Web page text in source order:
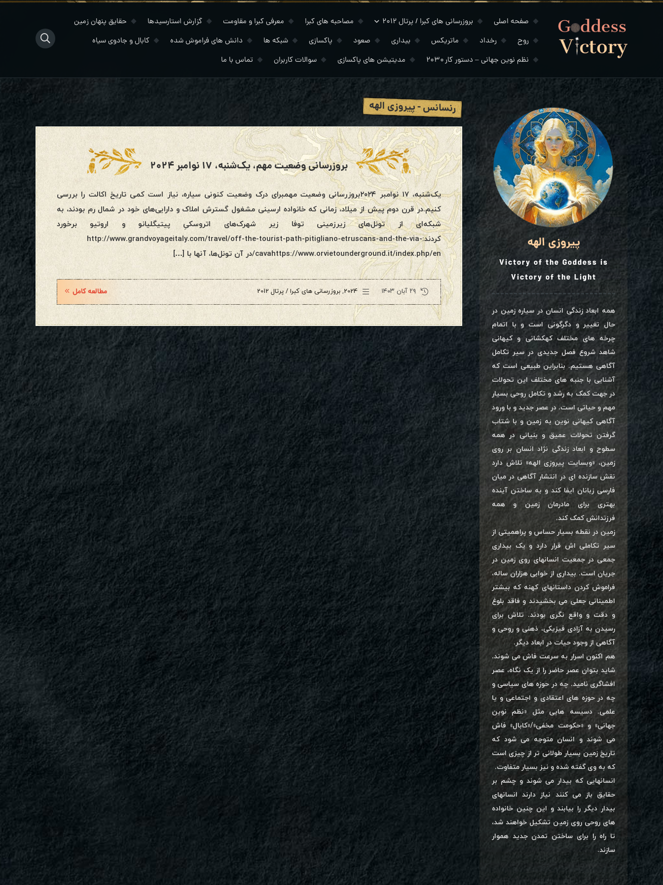
صفحه اصلی بروزرسانی های کبرا / پرتال ۲۰۱۲ مصاحبه های کبرا معرفی کبرا و مقاومت گزارش استارسیدها
حقایق پنهان زمین
روح
رخداد ماتریکس بیداری صعود پاکسازی شبکه ها دانش های فراموش شده
کابال و جادوی سیاه
نظم نوین جهانی – دستور کار ۲۰۳۰
مدیتیشن های پاکسازی سوالات کاربران تماس با ما
رنسانس - پیروزی الهه
بروزرسانی وضعیت مهم، یک‌شنبه، ۱۷ نوامبر ۲۰۲۴
یک‌شنبه، ۱۷ نوامبر ۲۰۲۴بروزرسانی وضعیت مهمبرای درک وضعیت کنونی سیاره، نیاز است کمی تاریخ اکالت را بررسی
کنیم.در قرن دوم پیش از میلاد، زمانی که خانواده ارسینی مشغول گسترش املاک و دارایی‌های خود در شمال رم بودند، به
شبکه‌ای از تونل‌های زیرزمینی توفا زیر شهرک‌های اتروسکیِ پیتیگلیانو و اروتیو برخورد
کردند:http://www.grandvoyageitaly.com/travel/off-the-tourist-path-pitigliano-etruscans-and-the-via-
cavahttps://www.orvietounderground.it/index.php/en/در آن تونل‌ها، آنها با […]
۲۹ آبان ۱۴۰۳ 2024
, بروزرسانی های کبرا / پرتال 2012 مطالعه کامل
پیروزی الهه
Victory of the Goddess is
Victory of the Light
همه ابعاد زندگی انسان در سیاره زمین در
حال تغییر و دگرگونی است و با اتمام
چرخه های مختلف کهکشانی و کیهانی
شاهد شروع فصل جدیدی در سیر تکامل
آگاهی هستیم. بنابراین طبیعی است که
آشنایی با جنبه های مختلف این تحولات
در جهت کمک به رشد و تکامل روحی بسیار
مهم و حیاتی است. در عصر جدید و با ورود
آگاهی کیهانی نوین به زمین و با شتاب
گرفتن تحولات عمیق و بنیانی در همه
سطوح و ابعاد زندگی نژاد انسان بر روی
زمین، «وبسایت پیروزی الهه» تلاش دارد
نقش سازنده ای در انتشار آگاهی در میان
فارسی زبانان ایفا کند و به ساختن آینده
بهتری برای مادرمان زمین و همه
فرزندانش کمک کند.
زمین در نقطه بسیار حساس و پراهمیتی از
سیر تکاملی اش قرار دارد و یک بیداری
جمعی در جمعیت انسانهای روی زمین در
جریان است. بیداری از خوابی هزاران ساله،
فراموش کردن داستانهای کهنه که بیشتر
اطمینانی جعلی می بخشیدند و فاقد بلوغ
و دقت و واقع نگری بودند. تلاش برای
رسیدن به آزادی فیزیکی، ذهنی و روحی و
آگاهی از وجود حیات در ابعاد دیگر.
هم اکنون اسرار به سرعت فاش می شوند.
شاید بتوان عصر حاضر را از یک نگاه، عصر
افشاگری نامید. چه در حوزه های سیاسی و
چه در حوزه های اعتقادی و اجتماعی و یا
علمی. دسیسه هایی مثل «نظم نوین
جهانی» و «حکومت مخفی»/«کابال» فاش
می شوند و انسان متوجه می شود که
تاریخ زمین بسیار طولانی تر از چیزی است
که به وی گفته شده و نیز بسیار متفاوت.
انسانهایی که بیدار می شوند و چشم بر
حقایق باز می کنند نیاز دارند انسانهای
بیدار دیگر را بیابند و این چنین خانواده
های روحی روی زمین تشکیل خواهند شد،
تا راه را برای ساختن تمدن جدید هموار
سازند.